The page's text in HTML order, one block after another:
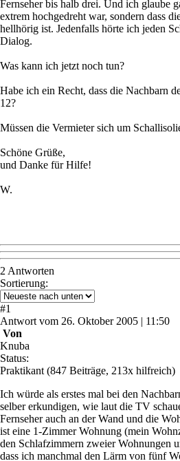
Fernseher bis halb drei. Und ich glaube
extrem hochgedreht war, sondern dass
hellhörig ist. Jedenfalls hörte ich jeden
Dialog.
Was kann ich jetzt noch tun?
Habe ich ein Recht, dass die Nachbarn
12?
Müssen die Vermieter sich um
Schöne Grüße,
und Danke für Hilfe!
W.
2 Antworten
Sortierung:
#1
Antwort vom 26. Oktober 2005 | 11:50
Von
Knuba
Status:
Praktikant (847 Beiträge, 213x hilfreich)
Ich würde als erstes mal bei den
selber erkundigen, wie laut die TV
Fernseher auch an der Wand und die
ist eine 1-Zimmer Wohnung (mein
den Schlafzimmern zweier Wohnungen
dass ich manchmal den Lärm von fünf